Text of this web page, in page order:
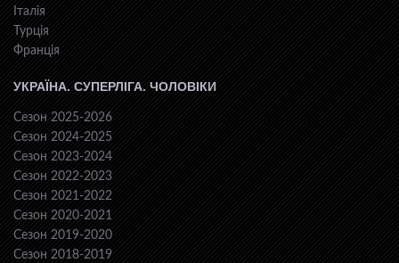
Італія
Турція
Франція
УКРАЇНА. СУПЕРЛІГА. ЧОЛОВІКИ
Сезон 2025-2026
Сезон 2024-2025
Сезон 2023-2024
Сезон 2022-2023
Сезон 2021-2022
Сезон 2020-2021
Сезон 2019-2020
Сезон 2018-2019